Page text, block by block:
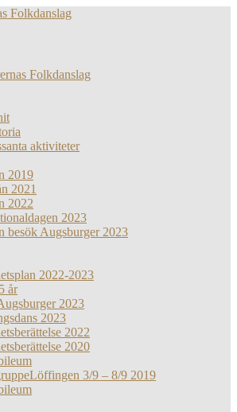
Folkdanslag
aktiviteter
2019
2021
2022
2023
besök Augsburger 2023
2022-2023
år
2023
2023
2022
2020
3/9 – 8/9 2019